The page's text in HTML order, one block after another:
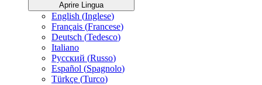
Aprire Lingua
English (Inglese)
Français (Francese)
Deutsch (Tedesco)
Italiano
Русский (Russo)
Español (Spagnolo)
Türkçe (Turco)